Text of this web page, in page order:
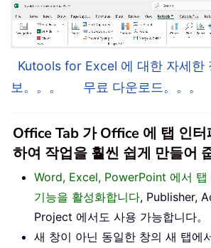
Kutools for Excel 에 대한 자세한
보。。。
무료 다운로드。。。
Office Tab 가 Office 에 탭 인
하여 작업을 훨씬 쉽게 만들어
Word, Excel, PowerPoint 에서 탭
기능을 활성화합니다, Publisher,
Project 에서도 사용 가능합니다。
새 창이 아닌 동일한 창의 새 탭에